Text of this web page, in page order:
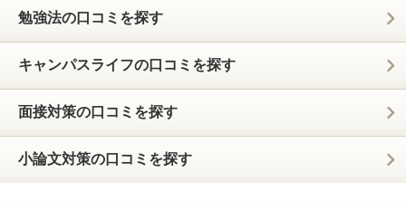
勉強法の口コミを探す
キャンパスライフの口コミを探す
面接対策の口コミを探す
小論文対策の口コミを探す